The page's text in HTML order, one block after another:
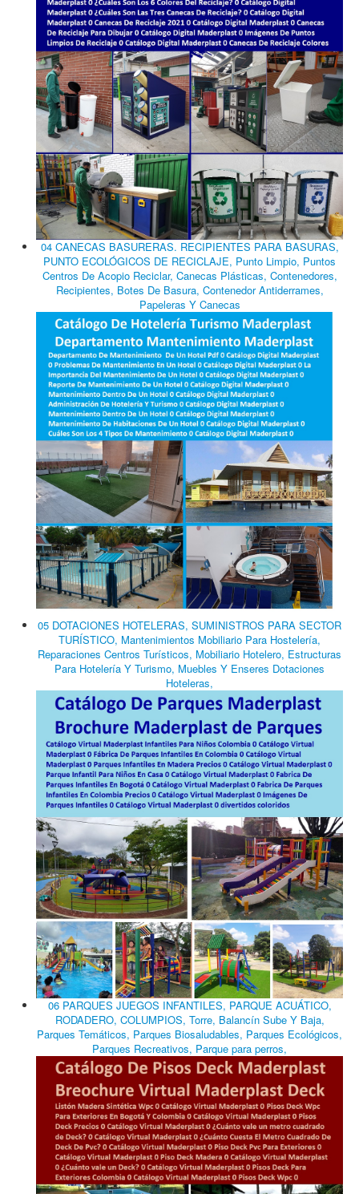
04 CANECAS BASURERAS. RECIPIENTES PARA BASURAS,
PUNTO ECOLÓGICOS DE RECICLAJE, Punto Limpio, Puntos
Centros De Acopio Reciclar, Canecas Plásticas, Contenedores,
Recipientes, Botes De Basura, Contenedor Antiderrames,
Papeleras Y Canecas
05 DOTACIONES HOTELERAS, SUMINISTROS PARA SECTOR
TURÍSTICO, Mantenimientos Mobiliario Para Hostelería,
Reparaciones Centros Turísticos, Mobiliario Hotelero, Estructuras
Para Hotelería Y Turismo, Muebles Y Enseres Dotaciones
Hoteleras,
06 PARQUES JUEGOS INFANTILES, PARQUE ACUÁTICO,
RODADERO, COLUMPIOS, Torre, Balancín Sube Y Baja,
Parques Temáticos, Parques Biosaludables, Parques Ecológicos,
Parques Recreativos, Parque para perros,